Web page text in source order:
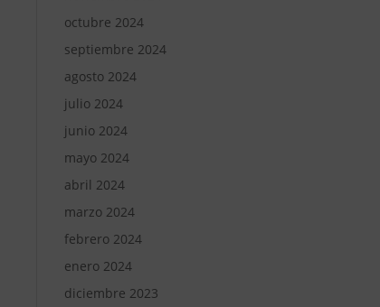
octubre 2024
septiembre 2024
agosto 2024
julio 2024
junio 2024
mayo 2024
abril 2024
marzo 2024
febrero 2024
enero 2024
diciembre 2023